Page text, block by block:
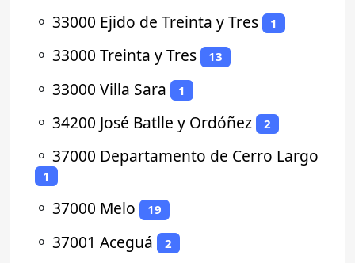
⚬ 33000 Ejido de Treinta y Tres 1
⚬ 33000 Treinta y Tres 13
⚬ 33000 Villa Sara 1
⚬ 34200 José Batlle y Ordóñez 2
⚬ 37000 Departamento de Cerro Largo
1
⚬ 37000 Melo 19
⚬ 37001 Aceguá 2